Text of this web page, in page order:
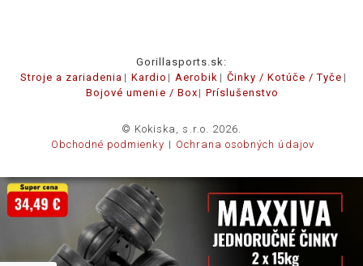
Gorillasports.sk:
Stroje a zariadenia
Kardio Aerobik
Činky / Kotúče / Tyče
Bojové umenie / Box
Príslušenstvo
© Kokiska, s.r.o. 2026.
Obchodné podmienky
Ochrana osobných údajov